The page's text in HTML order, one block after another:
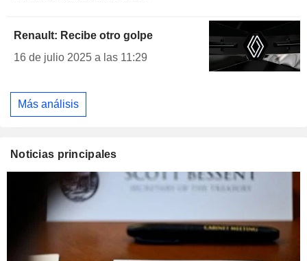
Renault: Recibe otro golpe
16 de julio 2025 a las 11:29
Más análisis
Noticias principales